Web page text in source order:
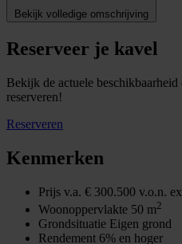
Bekijk volledige omschrijving
Reserveer je kavel
Bekijk de actuele
reserveren!
Reserveren
Kenmerken
Prijs v.a. € 300.500 v.o.n.
Woonoppervlakte 50 m2
Grondsituatie Eigen grond
Rendement 6% en hoger